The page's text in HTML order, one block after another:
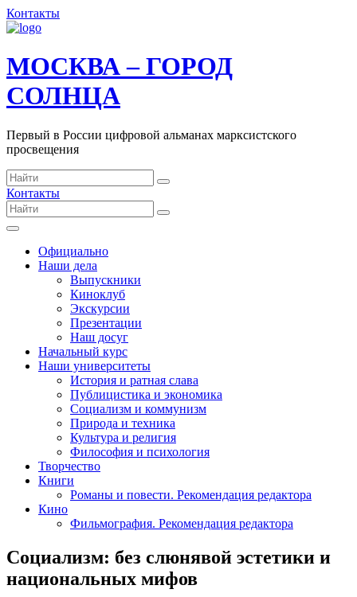
Контакты
МОСКВА – ГОРОД
СОЛНЦА
Первый в России цифровой альманах марксистского
просвещения
Контакты
Официально
Наши дела
Выпускники
Киноклуб
Экскурсии
Презентации
Наш досуг
Начальный курс
Наши университеты
История и ратная слава
Публицистика и экономика
Социализм и коммунизм
Природа и техника
Культура и религия
Философия и психология
Творчество
Книги
Романы и повести. Рекомендация редактора
Кино
Фильмография. Рекомендация редактора
Социализм: без слюнявой эстетики и
национальных мифов